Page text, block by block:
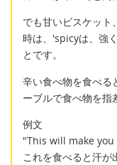
でも甘いビスケット
時は、'spicyは、強
とです。
辛い食べ物を食べる
ーブルで食べ物を指
例文
"This will make you
これを食べると汗が